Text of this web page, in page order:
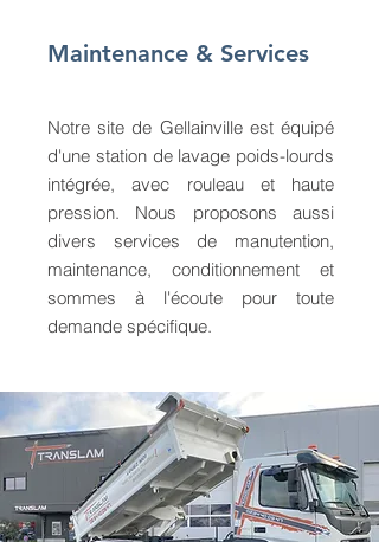
Maintenance & Services
Notre site de Gellainville est équipé
d'une station de lavage poids-lourds
intégrée, avec rouleau et haute
pression. Nous proposons aussi
divers services de manutention,
maintenance, conditionnement et
sommes à l'écoute pour toute
demande spécifique.